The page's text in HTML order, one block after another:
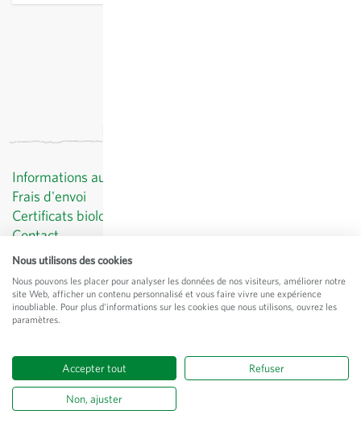
Informations au client
Frais d'envoi
Certificats biologiques
Contact
Protection des données
CGV
Mentions légales
CH-8462 Rheinau
Tous les prixhors
Nous utilisons des cookies
Nous pouvons les placer pour analyser les données de nos visiteurs, améliorer notre
site Web, afficher un contenu personnalisé et vous faire vivre une expérience
inoubliable. Pour plus d'informations sur les cookies que nous utilisons, ouvrez les
paramètres.
Accepter tout Refuser
Non, ajuster